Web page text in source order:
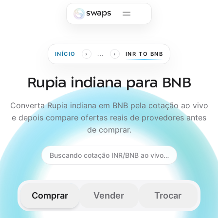
swaps
INÍCIO › ... › INR TO BNB
Rupia indiana para BNB
Converta Rupia indiana em BNB pela cotação ao vivo
e depois compare ofertas reais de provedores antes
de comprar.
Buscando cotação INR/BNB ao vivo…
Comprar Vender Trocar